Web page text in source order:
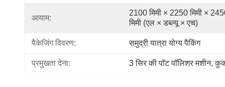
आयाम:
2100 मिमी × 2250 मिमी ×
मिमी (एल × डब्ल्यू × एच)
पैकेजिंग विवरण: समुद्री यात्रा योग्य पैकिंग
प्रमुखता देना: 3 सिर की पॉट पॉलिशर मशीन,